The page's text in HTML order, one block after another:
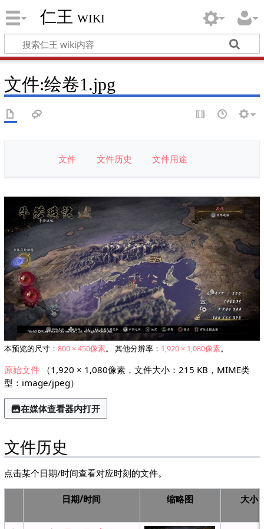
仁王 wiki
文件:绘卷1.jpg
文件 文件历史 文件用途
本预览的尺寸： 800 × 450像素。 其他分辨率： 1,920 × 1,080像素。
原始文件
（1,920 × 1,080像素，文件大小：215 KB，MIME类
型： image/jpeg）
在媒体查看器内打开
文件历史
点击某个日期/时间查看对应时刻的文件。
日期/时间 缩⁠略⁠图 大小